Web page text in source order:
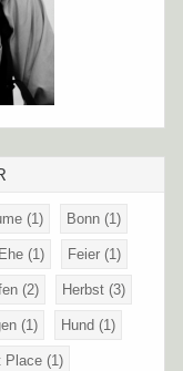
(1) Bonn (1)
Ehe (1) Feier (1)
(2) Herbst (3)
(1) Hund (1)
Place (1)